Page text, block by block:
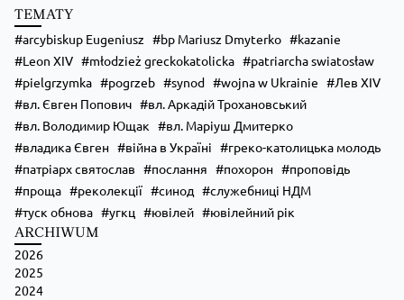
TEMATY
arcybiskup Eugeniusz bp Mariusz Dmyterko
kazanie
Leon XIV
młodzież greckokatolicka
patriarcha swiatosław
pielgrzymka
pogrzeb synod wojna w Ukrainie
Лев XIV
вл. Євген Попович
вл. Аркадій Трохановський
вл. Володимир Ющак
вл. Маріуш Дмитерко
владика Євген
війна в Україні
греко-католицька молодь
патріарх святослав
послання похорон
проповідь
проща
реколекції синод
служебниці НДМ
туск обнова
угкц ювілей ювілейний рік
ARCHIWUM
2026
2025
2024